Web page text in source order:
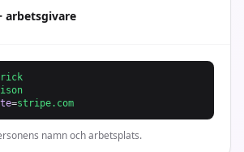
arbetsgivare
=stripe.com
namn och arbetsplats.